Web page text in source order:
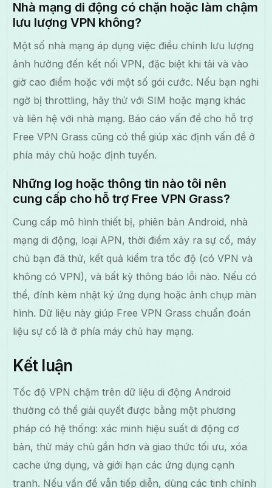
Nhà mạng di động có chặn hoặc làm chậm
lưu lượng VPN không?
Một số nhà mạng áp dụng việc điều chỉnh lưu lượng
ảnh hưởng đến kết nối VPN, đặc biệt khi tải và vào
giờ cao điểm hoặc với một số gói cước. Nếu bạn nghi
ngờ bị throttling, hãy thử với SIM hoặc mạng khác
và liên hệ với nhà mạng. Báo cáo vấn đề cho hỗ trợ
Free VPN Grass cũng có thể giúp xác định vấn đề ở
phía máy chủ hoặc định tuyến.
Những log hoặc thông tin nào tôi nên
cung cấp cho hỗ trợ Free VPN Grass?
Cung cấp mô hình thiết bị, phiên bản Android, nhà
mạng di động, loại APN, thời điểm xảy ra sự cố, máy
chủ bạn đã thử, kết quả kiểm tra tốc độ (có VPN và
không có VPN), và bất kỳ thông báo lỗi nào. Nếu có
thể, đính kèm nhật ký ứng dụng hoặc ảnh chụp màn
hình. Dữ liệu này giúp Free VPN Grass chuẩn đoán
liệu sự cố là ở phía máy chủ hay mạng.
Kết luận
Tốc độ VPN chậm trên dữ liệu di động Android
thường có thể giải quyết được bằng một phương
pháp có hệ thống: xác minh hiệu suất di động cơ
bản, thử máy chủ gần hơn và giao thức tối ưu, xóa
cache ứng dụng, và giới hạn các ứng dụng cạnh
tranh. Nếu vấn đề vẫn tiếp diễn, dùng các tinh chỉnh